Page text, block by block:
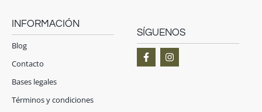
INFORMACIÓN
Blog
Contacto
Bases legales
Términos y condiciones
SÍGUENOS
F
a
I
n